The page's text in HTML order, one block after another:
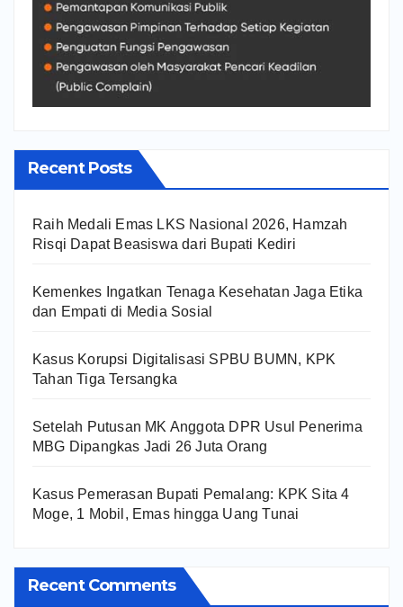
Recent Posts
Raih Medali Emas LKS Nasional 2026, Hamzah
Risqi Dapat Beasiswa dari Bupati Kediri
Kemenkes Ingatkan Tenaga Kesehatan Jaga Etika
dan Empati di Media Sosial
Kasus Korupsi Digitalisasi SPBU BUMN, KPK
Tahan Tiga Tersangka
Setelah Putusan MK Anggota DPR Usul Penerima
MBG Dipangkas Jadi 26 Juta Orang
Kasus Pemerasan Bupati Pemalang: KPK Sita 4
Moge, 1 Mobil, Emas hingga Uang Tunai
Recent Comments